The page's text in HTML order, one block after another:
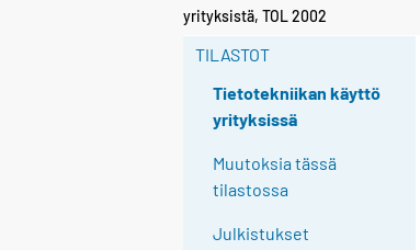
yrityksistä, TOL 2002
TILASTOT
Tietotekniikan käyttö
yrityksissä
Muutoksia tässä
tilastossa
Julkistukset